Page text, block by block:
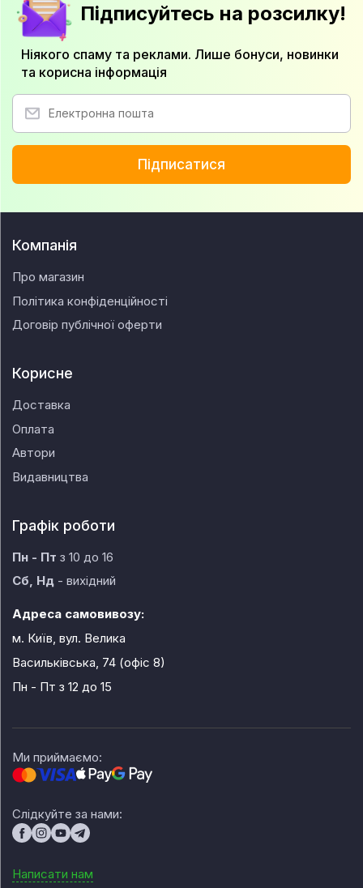
Підписуйтесь на розсилку!
Ніякого спаму та реклами. Лише бонуси, новинки
та корисна інформація
Підписатися
Компанія
Про магазин
Політика конфіденційності
Договір публічної оферти
Корисне
Доставка
Оплата
Автори
Видавництва
Графік роботи
Пн - Пт з 10 до 16
Сб, Нд - вихідний
Адреса самовивозу:
м. Київ, вул. Велика
Васильківська, 74 (офіс 8)
Пн - Пт з 12 до 15
Ми приймаємо:
Слідкуйте за нами:
Написати нам